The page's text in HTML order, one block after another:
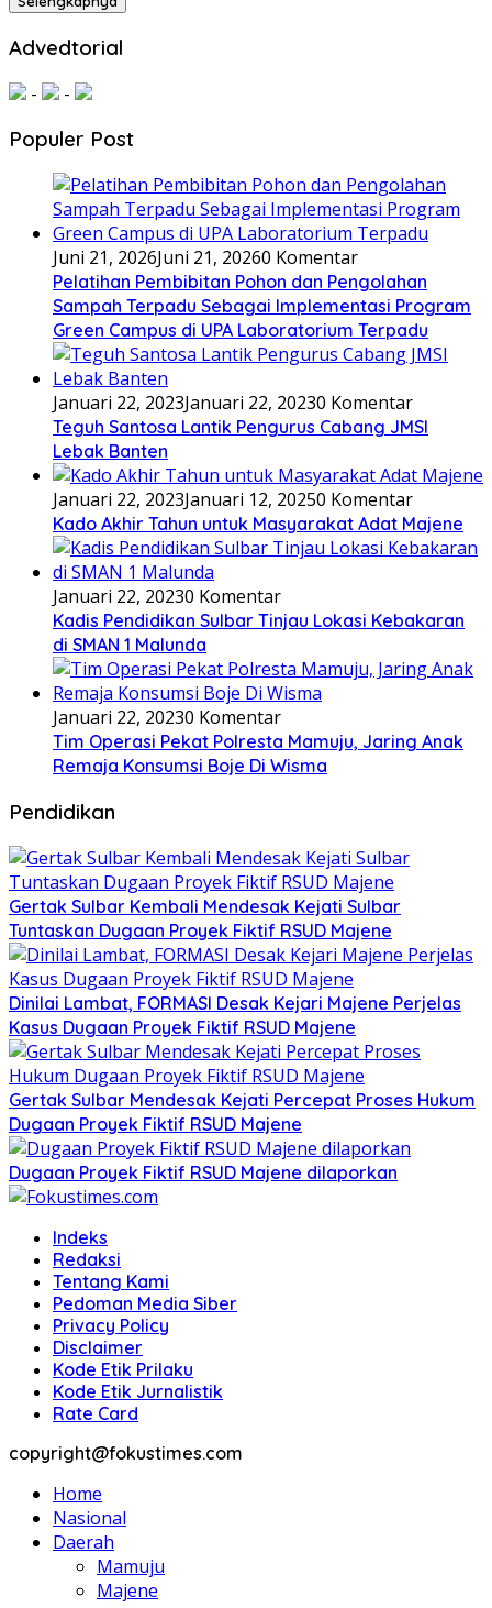
Advedtorial
- -
Populer Post
Juni 21, 2026Juni 21, 20260 Komentar
Pelatihan Pembibitan Pohon dan Pengolahan
Sampah Terpadu Sebagai Implementasi Program
Green Campus di UPA Laboratorium Terpadu
Januari 22, 2023Januari 22, 20230 Komentar
Teguh Santosa Lantik Pengurus Cabang JMSI
Lebak Banten
Januari 22, 2023Januari 12, 20250 Komentar
Kado Akhir Tahun untuk Masyarakat Adat Majene
Januari 22, 20230 Komentar
Kadis Pendidikan Sulbar Tinjau Lokasi Kebakaran
di SMAN 1 Malunda
Januari 22, 20230 Komentar
Tim Operasi Pekat Polresta Mamuju, Jaring Anak
Remaja Konsumsi Boje Di Wisma
Pendidikan
Gertak Sulbar Kembali Mendesak Kejati Sulbar
Tuntaskan Dugaan Proyek Fiktif RSUD Majene
Dinilai Lambat, FORMASI Desak Kejari Majene Perjelas
Kasus Dugaan Proyek Fiktif RSUD Majene
Gertak Sulbar Mendesak Kejati Percepat Proses Hukum
Dugaan Proyek Fiktif RSUD Majene
Dugaan Proyek Fiktif RSUD Majene dilaporkan
Indeks
Redaksi
Tentang Kami
Pedoman Media Siber
Privacy Policy
Disclaimer
Kode Etik Prilaku
Kode Etik Jurnalistik
Rate Card
copyright@fokustimes.com
Home
Nasional
Daerah
Mamuju
Majene